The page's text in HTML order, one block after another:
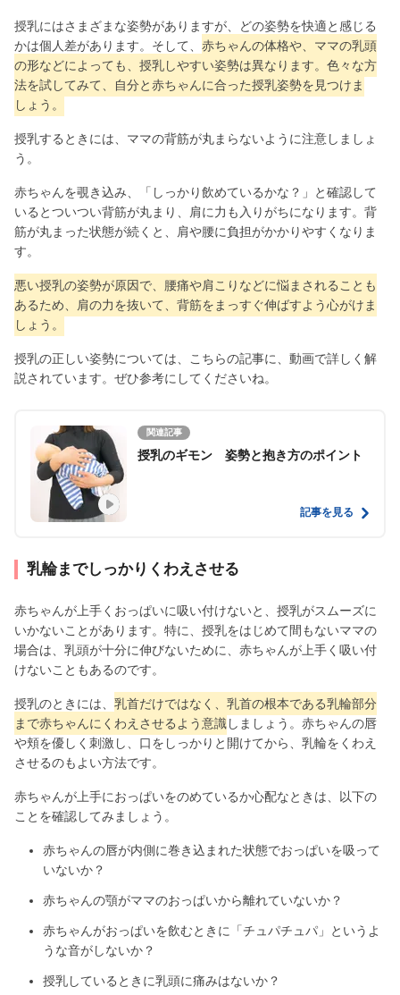
授乳にはさまざまな姿勢がありますが、どの姿勢を快適と感じる
かは個人差があります。そして、 赤ちゃんの体格や、ママの乳頭
の形などによっても、授乳しやすい姿勢は異なります。色々な方
法を試してみて、自分と赤ちゃんに合った授乳姿勢を見つけま
しょう。
授乳するときには、ママの背筋が丸まらないように注意しましょ
う。
赤ちゃんを覗き込み、「しっかり飲めているかな？」と確認して
いるとついつい背筋が丸まり、肩に力も入りがちになります。背
筋が丸まった状態が続くと、肩や腰に負担がかかりやすくなりま
す。
悪い授乳の姿勢が原因で、腰痛や肩こりなどに悩まされることも
あるため、肩の力を抜いて、背筋をまっすぐ伸ばすよう心がけま
しょう。
授乳の正しい姿勢については、こちらの記事に、動画で詳しく解
説されています。ぜひ参考にしてくださいね。
関連記事
授乳のギモン 姿勢と抱き方のポイント
記事を見る
乳輪までしっかりくわえさせる
赤ちゃんが上手くおっぱいに吸い付けないと、授乳がスムーズに
いかないことがあります。特に、授乳をはじめて間もないママの
場合は、乳頭が十分に伸びないために、赤ちゃんが上手く吸い付
けないこともあるのです。
授乳のときには、 乳首だけではなく、乳首の根本である乳輪部分
まで赤ちゃんにくわえさせるよう意識しましょう。赤ちゃんの唇
や頬を優しく刺激し、口をしっかりと開けてから、乳輪をくわえ
させるのもよい方法です。
赤ちゃんが上手におっぱいをのめているか心配なときは、以下の
ことを確認してみましょう。
赤ちゃんの唇が内側に巻き込まれた状態でおっぱいを吸って
いないか？
赤ちゃんの顎がママのおっぱいから離れていないか？
赤ちゃんがおっぱいを飲むときに「チュパチュパ」というよ
うな音がしないか？
授乳しているときに乳頭に痛みはないか？